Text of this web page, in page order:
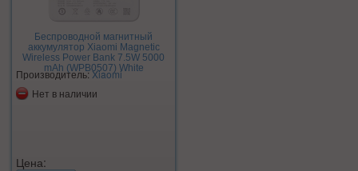
Беспроводной магнитный
аккумулятор Xiaomi Magnetic
Wireless Power Bank 7.5W 5000
mAh (WPB0507) White
Производитель:Xiaomi
Нет в наличии
Цена: